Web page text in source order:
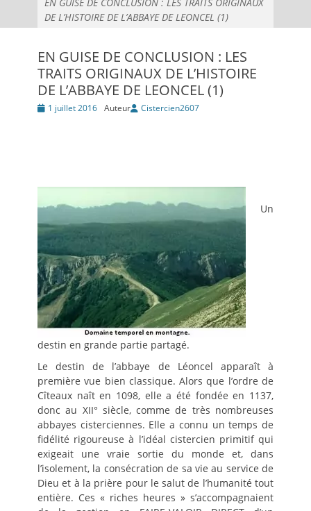
DE L’HISTOIRE DE L’ABBAYE DE LEONCEL (1)
EN GUISE DE CONCLUSION : LES
TRAITS ORIGINAUX DE L’HISTOIRE
DE L’ABBAYE DE LEONCEL (1)
Posté1 juillet 2016 Auteur Cistercien2607
Un
destin en grande partie partagé.
Le destin de l’abbaye de Léoncel apparaît à
première vue bien classique. Alors que l’ordre de
Cîteaux naît en 1098, elle a été fondée en 1137,
donc au XII° siècle, comme de très nombreuses
abbayes cisterciennes. Elle a connu un temps de
fidélité rigoureuse à l’idéal cistercien primitif qui
exigeait une vraie sortie du monde et, dans
l’isolement, la consécration de sa vie au service de
Dieu et à la prière pour le salut de l’humanité tout
entière. Ces « riches heures » s’accompagnaient